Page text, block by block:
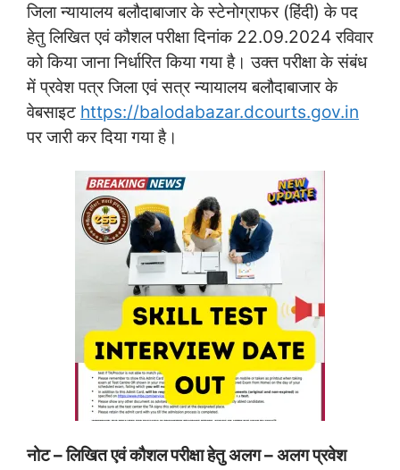
जिला न्यायालय बलौदाबाजार के स्टेनोग्राफर (हिंदी) के पद
हेतु लिखित एवं कौशल परीक्षा दिनांक 22.09.2024 रविवार
को किया जाना निर्धारित किया गया है। उक्त परीक्षा के संबंध
में प्रवेश पत्र जिला एवं सत्र न्यायालय बलौदाबाजार के
वेबसाइट https://balodabazar.dcourts.gov.in
पर जारी कर दिया गया है।
नोट – लिखित एवं कौशल परीक्षा हेतु अलग – अलग प्रवेश